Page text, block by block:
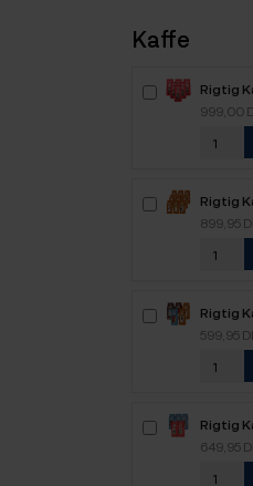
Kaffe
Rigtig
Intenso
999,00
Rigtig
Kaffe -
899,95
Rigtig
2,1kg
599,95
Rigtig
2,5kg
649,95